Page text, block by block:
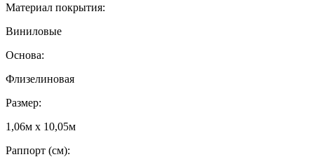
Материал покрытия:
Виниловые
Основа:
Флизелиновая
Размер:
1,06м х 10,05м
Раппорт (см):